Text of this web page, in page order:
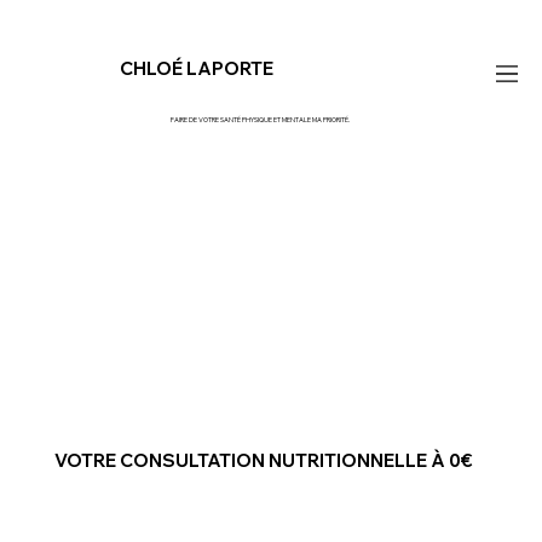
CHLOÉ LAPORTE
VOTRE CONSULTATION NUTRITIONNELLE À 0€
FAIRE DE VOTRE SANTÉ PHYSIQUE ET MENTALE MA PRIORITÉ.